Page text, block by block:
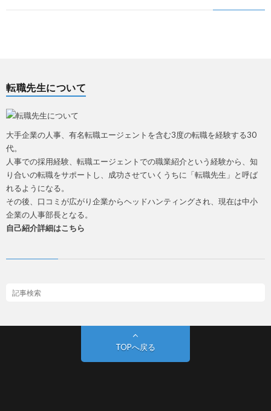
転職先生について
大手企業の人事、有名転職エージェントを含む3度の転職を経験する30
代。
人事での採用経験、転職エージェントでの職業紹介という経験から、知
り合いの転職をサポートし、成功させていくうちに「転職先生」と呼ば
れるようになる。
その後、口コミが広がり企業からヘッドハンティングされ、現在は中小
企業の人事部長となる。
自己紹介詳細はこちら
TOPへ戻る